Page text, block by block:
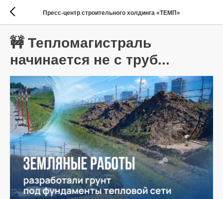
Пресс-центр строительного холдинга «ТЕМП»
🚧 Тепломагистраль
начинается не с труб...